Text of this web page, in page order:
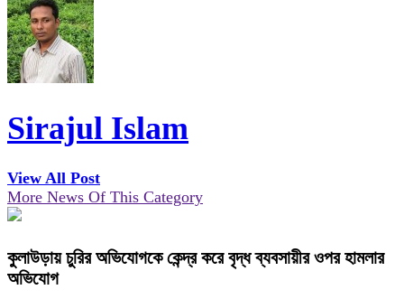
Sirajul Islam
View All Post
More News Of This Category
কুলাউড়ায় চুরির অভিযোগকে কেন্দ্র করে বৃদ্ধ ব্যবসায়ীর ওপর হামলার
অভিযোগ